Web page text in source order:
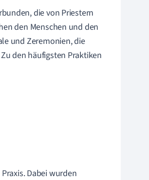
die von Priestern
den Menschen und den
und Zeremonien, die
den häufigsten Praktiken
Dabei wurden